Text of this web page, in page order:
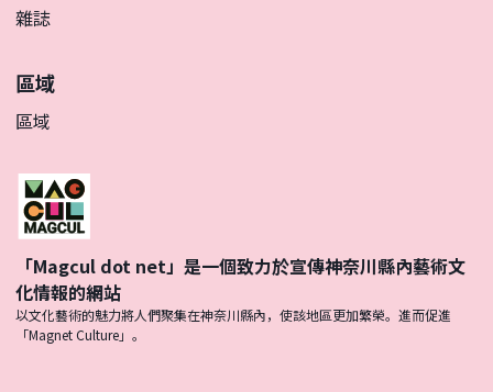
雜誌
區域
區域
「Magcul dot net」是一個致力於宣傳神奈川縣內藝術文
化情報的網站
以文化藝術的魅力將人們聚集在神奈川縣內，使該地區更加繁榮。進而促進
「Magnet Culture」。